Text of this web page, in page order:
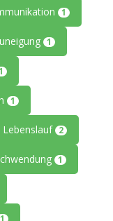
1
1
1
Lebenslauf 2
1
1